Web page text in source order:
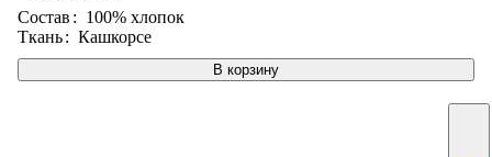
В корзину
Состав: 100% хлопок
Ткань: Кашкорсе